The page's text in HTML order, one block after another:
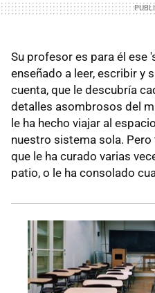
Su profesor es para él ese
enseñado a leer, escribir y
cuenta, que le descubría
detalles asombrosos del
le ha hecho viajar al
nuestro sistema sola.
que le ha curado varias
patio, o le ha consolado